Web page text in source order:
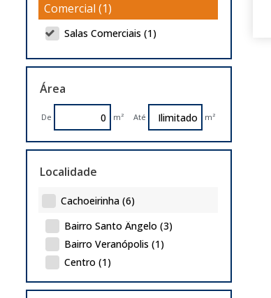
Comercial (1)
Salas Comerciais (1)
Área
De m² Até m²
Localidade
Cachoeirinha (6)
Bairro Santo Ângelo (3)
Bairro Veranópolis (1)
Centro (1)
Jardim Betânia (1)